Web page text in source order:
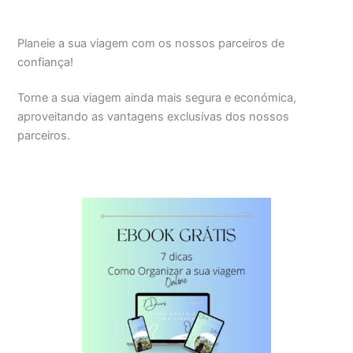
Planeie a sua viagem com os nossos parceiros de
confiança!
Torne a sua viagem ainda mais segura e económica,
aproveitando as vantagens exclusivas dos nossos
parceiros.